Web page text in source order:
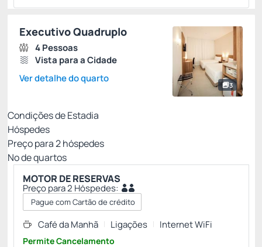
3
Executivo Quadruplo
4 Pessoas
Vista para a Cidade
Ver detalhe do quarto
Condições de Estadia
Hóspedes
Preço para2hóspedes
Nº de quartos
MOTOR DE RESERVAS
Preço para 2 Hóspedes:
Pague com Cartão de crédito
Café da Manhã Ligações Internet WiFi
Permite Cancelamento